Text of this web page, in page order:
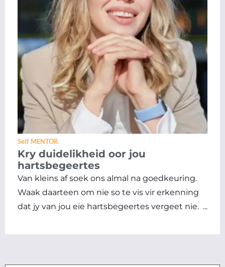
Self MENTOR
Kry duidelikheid oor jou
hartsbegeertes
Van kleins af soek ons almal na goedkeuring.
Waak daarteen om nie so te vis vir erkenning
dat jy van jou eie hartsbegeertes vergeet nie. ...